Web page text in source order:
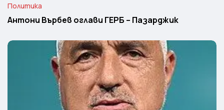
Политика
Антони Върбев оглави ГЕРБ – Пазарджик